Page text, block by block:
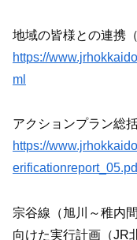
地域の皆様との連携
https://
ml
アクションプラン総
https://
宗谷線（旭川～稚内
向けた実行計画（JR